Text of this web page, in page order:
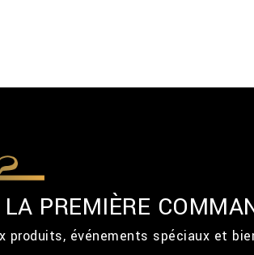
PREMIÈRE
événements spéciaux et